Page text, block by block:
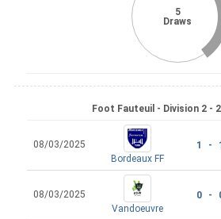
5
Draws
Foot Fauteuil - Division 2 -
08/03/2025
Bordeaux FF
1 - 1
08/03/2025
Vandoeuvre
0 -